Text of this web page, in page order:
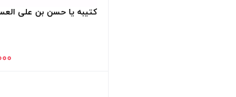
کتیبه یا حسن بن علی العسکری